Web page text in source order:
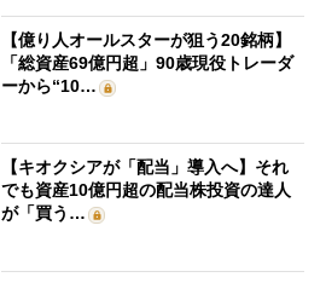
【億り人オールスターが狙う20銘柄】
「総資産69億円超」90歳現役トレーダ
ーから“10…
【キオクシアが「配当」導入へ】それ
でも資産10億円超の配当株投資の達人
が「買う…